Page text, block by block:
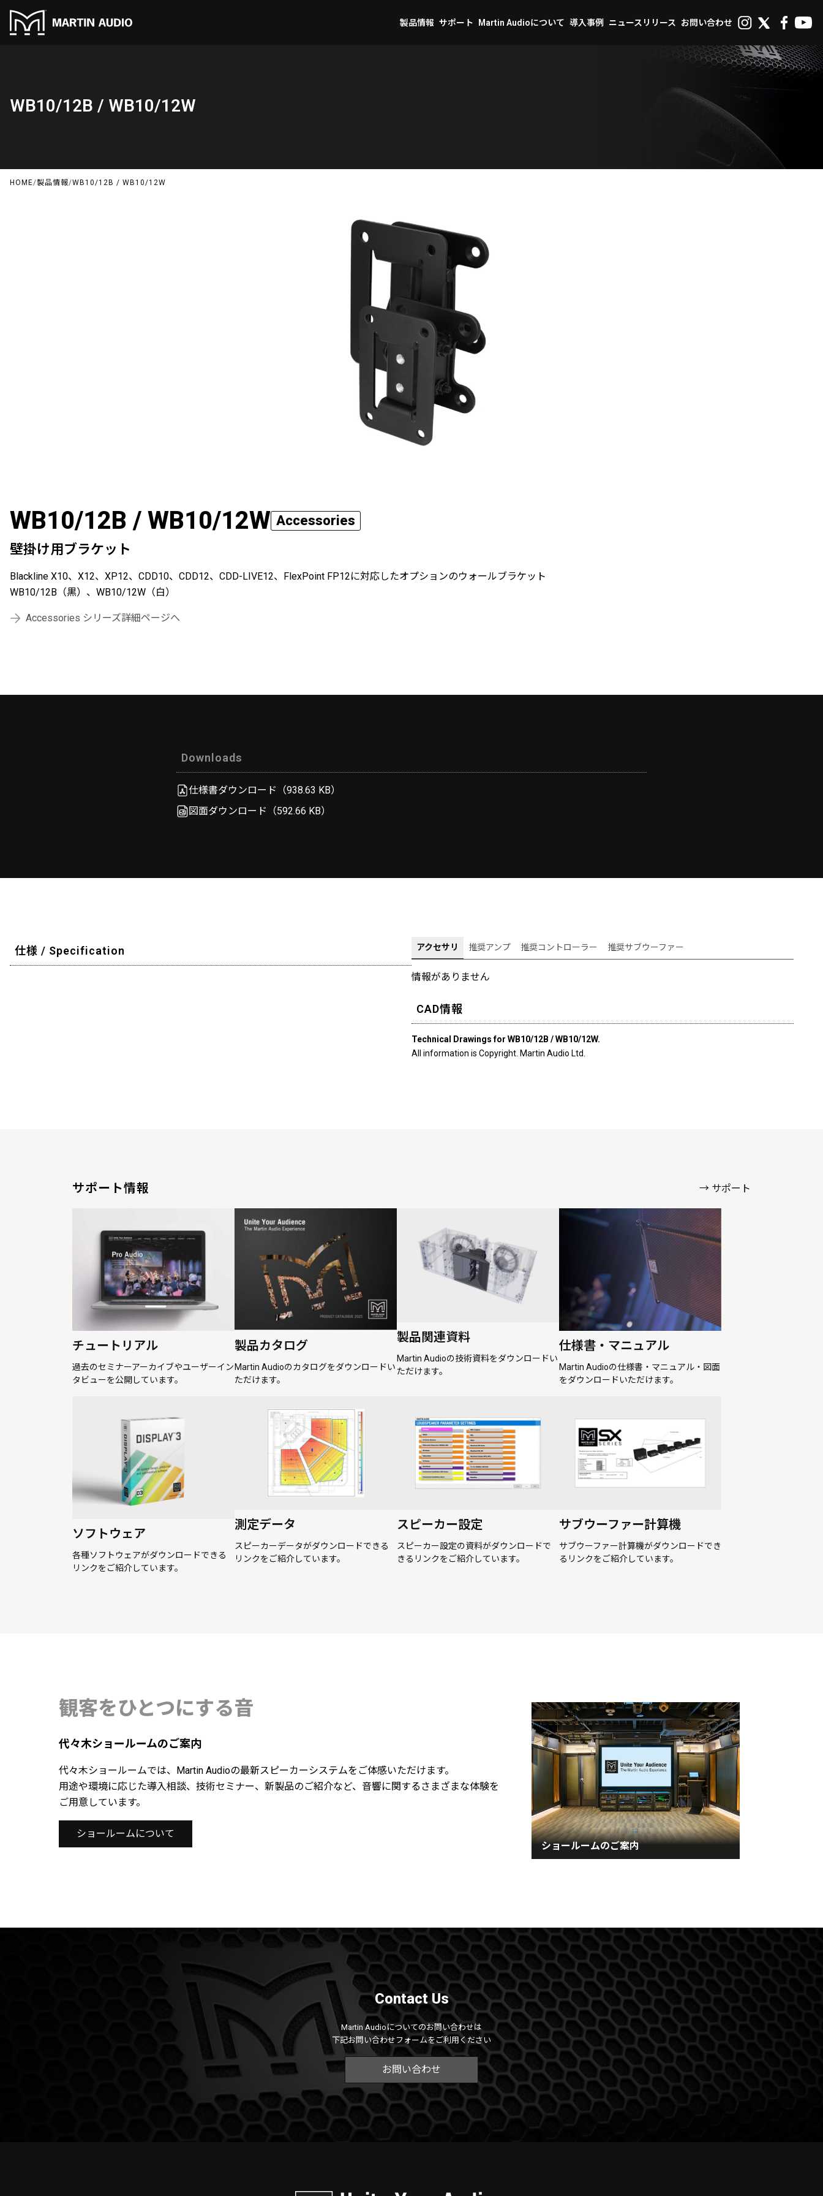
製品情報 サポート Martin Audioについて 導入事例 ニュースリリース お問い合わせ
WB10/12B / WB10/12W
HOME/製品情報/WB10/12B / WB10/12W
WB10/12B / WB10/12W Accessories
壁掛け用ブラケット
Blackline X10、X12、XP12、CDD10、CDD12、CDD-LIVE12、FlexPoint FP12に対応したオプションのウォールブラケット
WB10/12B（黒）、WB10/12W（白）
Accessories シリーズ詳細ページへ
Downloads
仕様書ダウンロード（938.63 KB）
図面ダウンロード（592.66 KB）
仕様 / Specification アクセサリ 推奨アンプ 推奨コントローラー 推奨サブウーファー
情報がありません
CAD情報
Technical Drawings for WB10/12B / WB10/12W.
All information is Copyright. Martin Audio Ltd.
サポート情報 → サポート
チュートリアル
過去のセミナーアーカイブやユーザーイン
タビューを公開しています。
製品カタログ
Martin Audioのカタログをダウンロードい
ただけます。
製品関連資料
Martin Audioの技術資料をダウンロードい
ただけます。
仕様書・マニュアル
Martin Audioの仕様書・マニュアル・図面
をダウンロードいただけます。
ソフトウェア
各種ソフトウェアがダウンロードできる
リンクをご紹介しています。
測定データ
スピーカーデータがダウンロードできる
リンクをご紹介しています。
スピーカー設定
スピーカー設定の資料がダウンロードで
きるリンクをご紹介しています。
サブウーファー計算機
サブウーファー計算機がダウンロードでき
るリンクをご紹介しています。
ショールームのご案内
観客をひとつにする音
代々木ショールームのご案内
代々木ショールームでは、Martin Audioの最新スピーカーシステムをご体感いただけます。
用途や環境に応じた導入相談、技術セミナー、新製品のご紹介など、音響に関するさまざまな体験を
ご用意しています。
ショールームについて
Contact Us
Martin Audioについてのお問い合わせは
下記お問い合わせフォームをご利用ください
お問い合わせ